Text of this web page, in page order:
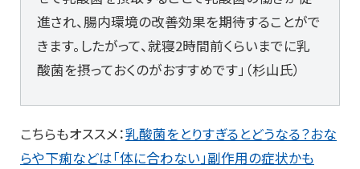
進され、腸内環境の改善効果を期待することがで
きます。したがって、就寝2時間前くらいまでに乳
酸菌を摂っておくのがおすすめです」（杉山氏）
こちらもオススメ：乳酸菌をとりすぎるとどうなる？おな
らや下痢などは「体に合わない」副作用の症状かも